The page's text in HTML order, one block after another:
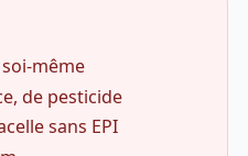
même
de pesticide
sans EPI